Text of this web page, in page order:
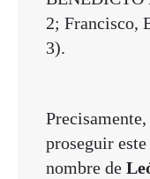
2; Francisco,
3).
proseguir
nombre de